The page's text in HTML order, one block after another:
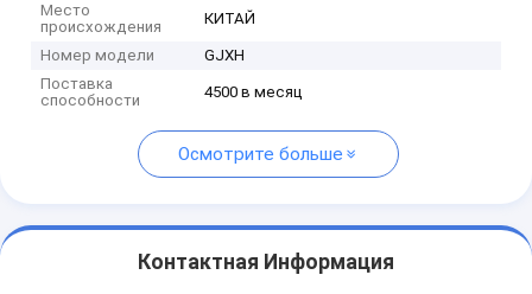
Место
происхождения
КИТАЙ
Номер модели
GJXH
Поставка
способности
4500 в месяц
Осмотрите больше
Контактная Информация